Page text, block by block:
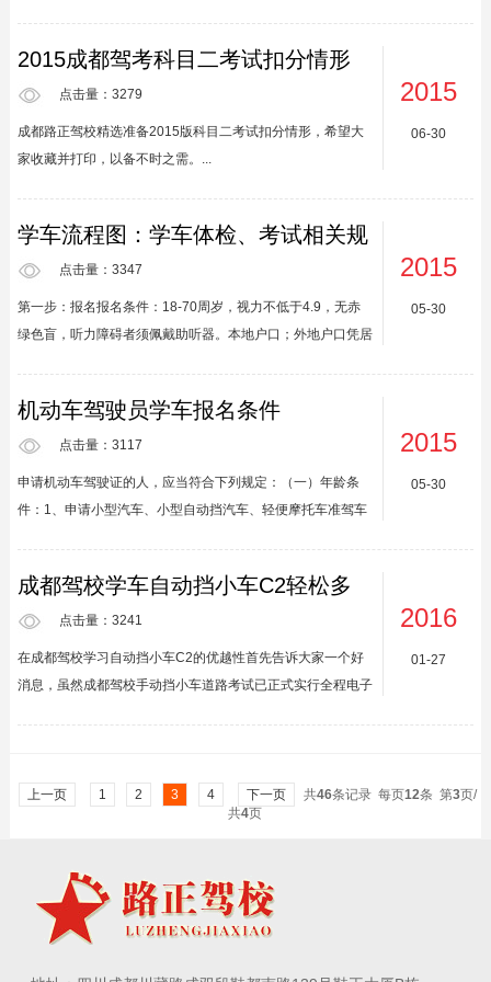
近人，...
再操作，千万不可盲目操作，盲目操作，只会导致事与愿违。
3、在心情紧张时，深深吸一口气，心情就会平静许多，大家
2015成都驾考科目二考试扣分情形
点击量：3279
成都路正驾校精选准备2015版科目二考试扣分情形，希望大
家收藏并打印，以备不时之需。...
2015
06-30
学车流程图：学车体检、考试相关规
定
点击量：3347
第一步：报名报名条件：18-70周岁，视力不低于4.9，无赤
绿色盲，听力障碍者须佩戴助听器。本地户口；外地户口凭居
申请人原籍公安局车管部门，在原籍未申领过驾驶执照方可上
车。1.体检项目：心电图、血压、身高、体重、听力、握力、
约科目...
2015
05-30
机动车驾驶员学车报名条件
点击量：3117
申请机动车驾驶证的人，应当符合下列规定：（一）年龄条
件：1、申请小型汽车、小型自动挡汽车、轻便摩托车准驾车
械车准驾车型的，在18周岁以上，60周岁以下；3、申请城市
公交车、中型客车、大型货车、无轨电车或者有轨电车准驾车
2015
05-30
成都驾校学车自动挡小车C2轻松多
了报名联系13808073773
点击量：3241
在成都驾校学习自动挡小车C2的优越性首先告诉大家一个好
消息，虽然成都驾校手动挡小车道路考试已正式实行全程电子
会维持目前的80%以上的过关率。然后我们来解决一个让很
多朋友纠结的问题，那就是持自动挡驾照不能开手动挡车。其
的自动挡驾照肯定不会去买手动挡车吧?第二，你为什么老想
去开别人的车呢...
2016
01-27
上一页 1 2 3 4 下一页 共46条记录 每页12条 第3页/
共4页